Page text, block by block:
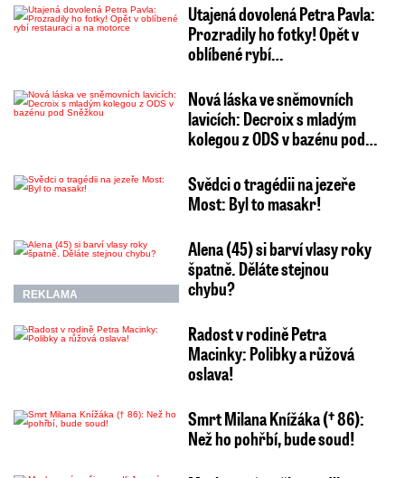
Utajená dovolená Petra Pavla:
Prozradily ho fotky! Opět v
oblíbené rybí…
Nová láska ve sněmovních
lavicích: Decroix s mladým
kolegou z ODS v bazénu pod…
Svědci o tragédii na jezeře
Most: Byl to masakr!
REKLAMA
Alena (45) si barví vlasy roky
špatně. Děláte stejnou
chybu?
Radost v rodině Petra
Macinky: Polibky a růžová
oslava!
Smrt Milana Knížáka († 86):
Než ho pohřbí, bude soud!